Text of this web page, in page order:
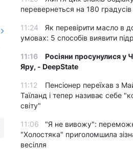
перевернеться на 180
11:24
Як перевірити масло в
умовах: 5 способів виявити
11:16
Росіяни просунулися у
Яру, - DeepState
11:12
Пенсіонер переїхав з
Таїланд і тепер називає себе
світу"
11:06
"Я не вивожу":
"Холостяка" приголомшила
весілля